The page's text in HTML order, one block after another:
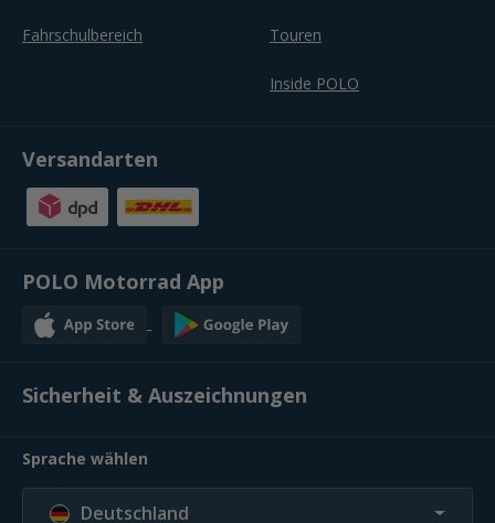
Fahrschulbereich Touren
Inside POLO
Versandarten
POLO Motorrad App
Sicherheit & Auszeichnungen
Sprache wählen
Deutschland